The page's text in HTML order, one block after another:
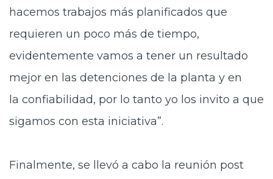
hacemos trabajos más planificados que
requieren un poco más de tiempo,
evidentemente vamos a tener un resultado
mejor en las detenciones de la planta y en
la confiabilidad, por lo tanto yo los invito a que
sigamos con esta iniciativa”.
Finalmente, se llevó a cabo la reunión post